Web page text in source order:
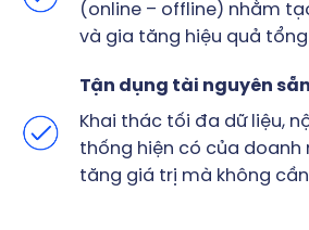
(online – offline) nhằm
và gia tăng hiệu quả
Tận dụng tài nguyên
Khai thác tối đa dữ liệu,
thống hiện có của doanh
tăng giá trị mà không